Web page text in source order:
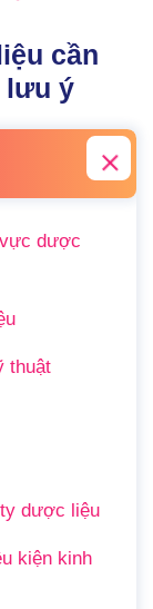
cần
lưu ý
dược
thuật
dược liệu
kiện kinh